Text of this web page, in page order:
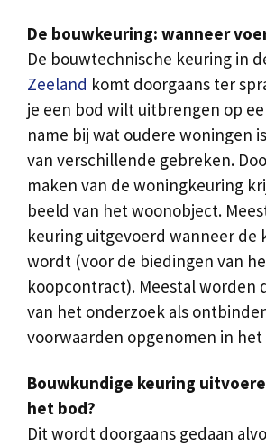
De bouwkeuring: wanneer
De bouwtechnische keuring in
Zeeland komt doorgaans ter
je een bod wilt uitbrengen op
name bij wat oudere woningen
van verschillende gebreken.
maken van de woningkeuring
beeld van het woonobject.
keuring uitgevoerd wanneer de
wordt (voor de biedingen van
koopcontract). Meestal worden
van het onderzoek als
voorwaarden opgenomen in
Bouwkundige keuring
het bod?
Dit wordt doorgaans gedaan